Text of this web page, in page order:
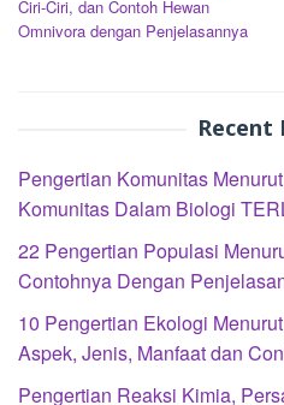
Ciri-Ciri, dan Contoh Hewan
Omnivora dengan Penjelasannya
Recent
Pengertian Komunitas
Komunitas Dalam Biologi
22 Pengertian Populasi
Contohnya Dengan
10 Pengertian Ekologi
Aspek, Jenis, Manfaat dan
Pengertian Reaksi Kimia,